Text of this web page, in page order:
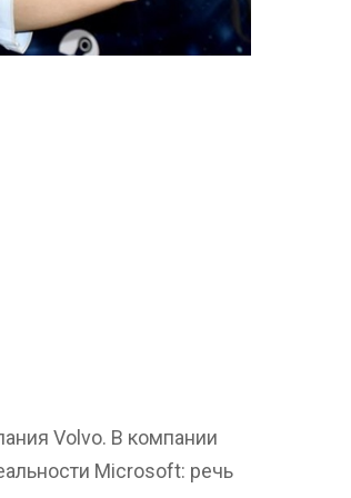
Volvo. В компании
Microsoft: речь